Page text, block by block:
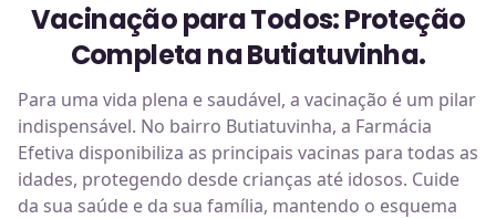
Vacinação para Todos: Proteção
Completa na Butiatuvinha.
Para uma vida plena e saudável, a vacinação é um pilar
indispensável. No bairro Butiatuvinha, a Farmácia
Efetiva disponibiliza as principais vacinas para todas as
idades, protegendo desde crianças até idosos. Cuide
da sua saúde e da sua família, mantendo o esquema